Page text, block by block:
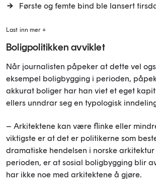
Første og femte bind ble lansert
Last inn mer +
Boligpolitikken avviklet
Når journalisten påpeker at dette vel
eksempel boligbygging i perioden,
akkurat boliger har han viet et eget
ellers unndrar seg en typologisk
– Arkitektene kan være flinke eller
viktigste er at det er politikerne som
dramatiske hendelsen i norske
perioden, er at sosial boligbygging blir
har ikke noe med arkitektene å gjøre.